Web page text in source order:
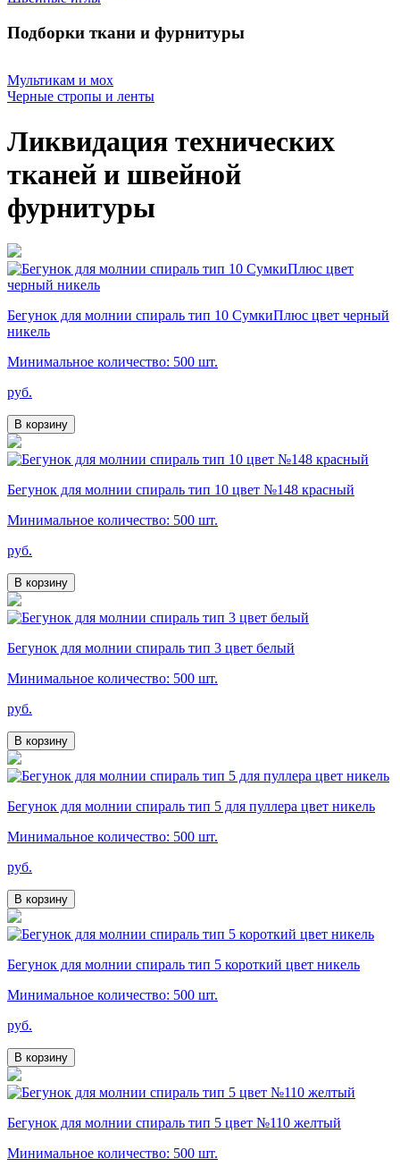
Подборки ткани и фурнитуры
Мультикам и мох
Черные стропы и ленты
Ликвидация технических
тканей и швейной
фурнитуры
Бегунок для молнии спираль тип 10 СумкиПлюс цвет черный
никель
Минимальное количество: 500 шт.
руб.
В корзину
Бегунок для молнии спираль тип 10 цвет №148 красный
Минимальное количество: 500 шт.
руб.
В корзину
Бегунок для молнии спираль тип 3 цвет белый
Минимальное количество: 500 шт.
руб.
В корзину
Бегунок для молнии спираль тип 5 для пуллера цвет никель
Минимальное количество: 500 шт.
руб.
В корзину
Бегунок для молнии спираль тип 5 короткий цвет никель
Минимальное количество: 500 шт.
руб.
В корзину
Бегунок для молнии спираль тип 5 цвет №110 желтый
Минимальное количество: 500 шт.